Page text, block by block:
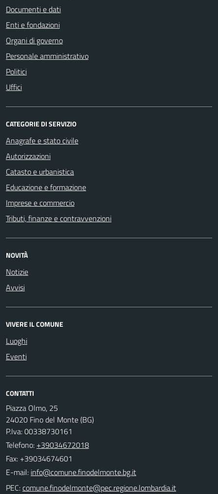
Documenti e dati
Enti e fondazioni
Organi di governo
Personale amministrativo
Politici
Uffici
CATEGORIE DI SERVIZIO
Anagrafe e stato civile
Autorizzazioni
Catasto e urbanistica
Educazione e formazione
Imprese e commercio
Tributi, finanze e contravvenzioni
NOVITÀ
Notizie
Avvisi
VIVERE IL COMUNE
Luoghi
Eventi
CONTATTI
Piazza Olmo, 25
24020 Fino del Monte (BG)
P.Iva: 00338730161
Telefono: +39034672018
Fax: +39034674601
E-mail:
PEC: